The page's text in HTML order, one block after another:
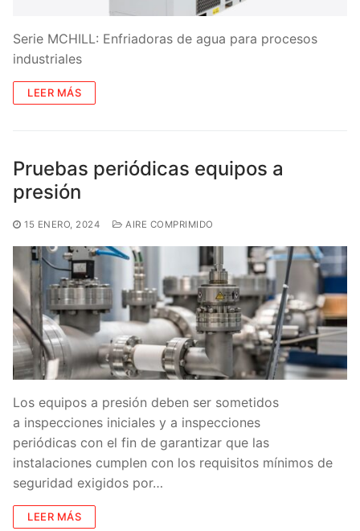
Serie MCHILL: Enfriadoras de agua para procesos
industriales
LEER MÁS
Pruebas periódicas equipos a
presión
15 ENERO, 2024 AIRE COMPRIMIDO
Los equipos a presión deben ser sometidos
a inspecciones iniciales y a inspecciones
periódicas con el fin de garantizar que las
instalaciones cumplen con los requisitos mínimos de
seguridad exigidos por…
LEER MÁS